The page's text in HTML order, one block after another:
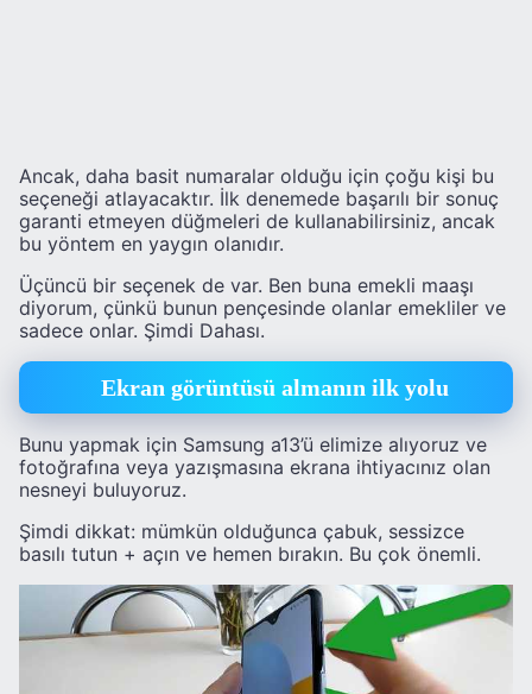
Ancak, daha basit numaralar olduğu için çoğu kişi bu
seçeneği atlayacaktır. İlk denemede başarılı bir sonuç
garanti etmeyen düğmeleri de kullanabilirsiniz, ancak
bu yöntem en yaygın olanıdır.
Üçüncü bir seçenek de var. Ben buna emekli maaşı
diyorum, çünkü bunun pençesinde olanlar emekliler ve
sadece onlar. Şimdi Dahası.
Ekran görüntüsü almanın ilk yolu
Bunu yapmak için Samsung a13’ü elimize alıyoruz ve
fotoğrafına veya yazışmasına ekrana ihtiyacınız olan
nesneyi buluyoruz.
Şimdi dikkat: mümkün olduğunca çabuk, sessizce
basılı tutun + açın ve hemen bırakın. Bu çok önemli.